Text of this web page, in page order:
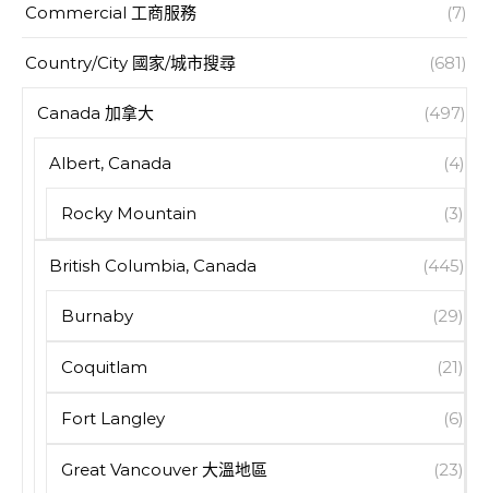
Commercial 工商服務 (7)
Country/City 國家/城市搜尋 (681)
Canada 加拿大 (497)
Albert, Canada (4)
Rocky Mountain (3)
British Columbia, Canada (445)
Burnaby (29)
Coquitlam (21)
Fort Langley (6)
Great Vancouver 大溫地區 (23)